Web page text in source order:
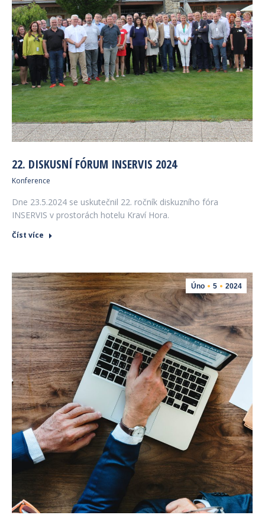
22. DISKUSNÍ FÓRUM INSERVIS 2024
Konference
Dne 23.5.2024 se uskutečnil 22. ročník diskuzního fóra
INSERVIS v prostorách hotelu Kraví Hora.
Číst více
Úno 5 2024